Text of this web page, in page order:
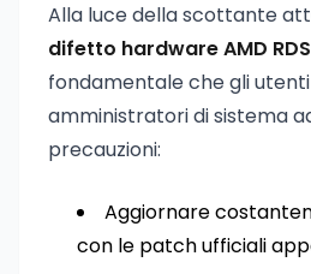
Alla luce della scottante
difetto hardware AMD
fondamentale che gli
amministratori di sistema
precauzioni:
Aggiornare
con le patch ufficiali